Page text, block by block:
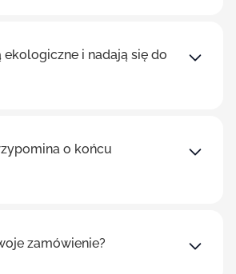
ekologiczne i nadają się do
o końcu
zamówienie?